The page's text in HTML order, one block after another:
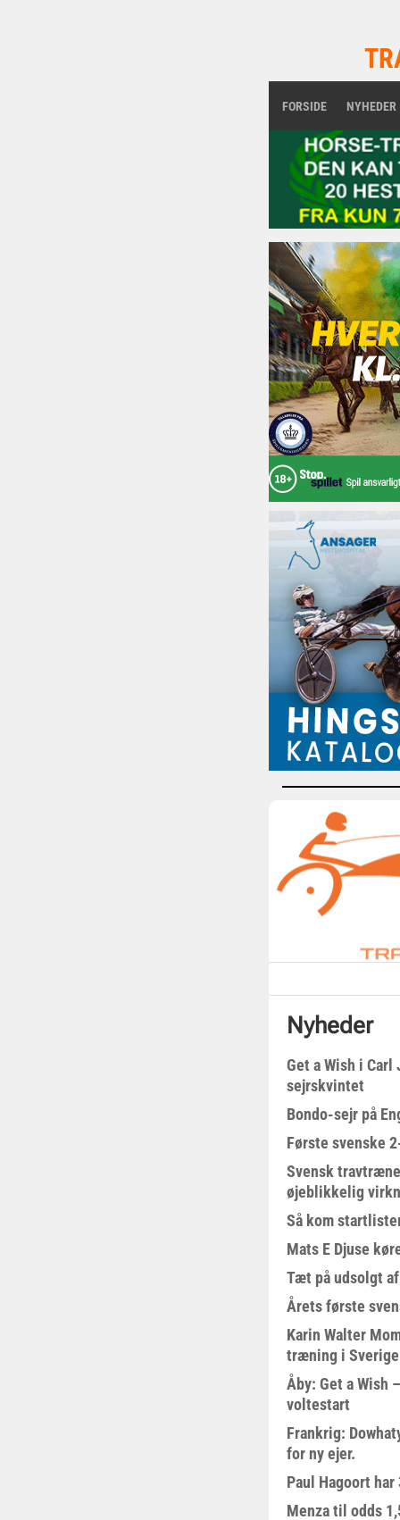
FORSIDE NYHEDER
Nyheder
Get a Wish i Carl
sejrskvintet
Bondo-sejr på
Første svenske
Svensk
øjeblikkelig
Så kom
Mats E Djuse
Tæt på udsolgt
Årets første
Karin Walter
træning i Sverige
Åby: Get a Wish
voltestart
Frankrig:
for ny ejer.
Paul Hagoort
Menza til odds